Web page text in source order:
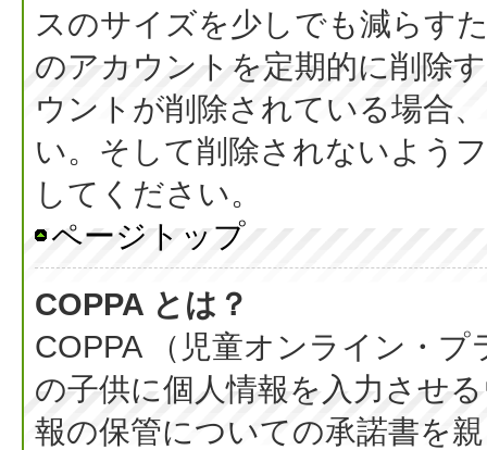
スのサイズを少しでも減らす
のアカウントを定期的に削除
ウントが削除されている場合
い。そして削除されないよう
してください。
ページトップ
COPPA とは？
COPPA （児童オンライン・
の子供に個人情報を入力させ
報の保管についての承諾書を